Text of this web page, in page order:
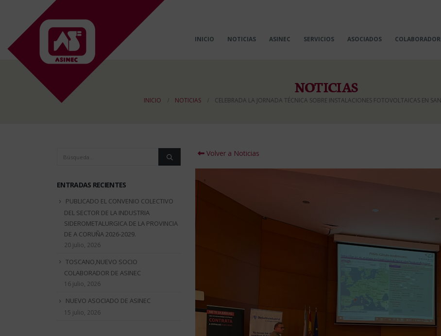
INICIO NOTICIAS ASINEC SERVICIOS ASOCIADOS
NOTICIAS
INICIO NOTICIAS CELEBRADA LA JORNADA TÉCNICA SOBRE INSTALACIONES FOTOVOLTAICAS EN
Volver a Noticias
ENTRADAS RECIENTES
PUBLICADO EL CONVENIO COLECTIVO
DEL SECTOR DE LA INDUSTRIA
SIDEROMETALURGICA DE LA PROVINCIA
DE A CORUÑA 2026-2029.
20 julio, 2026
TOSCANO,NUEVO SOCIO
COLABORADOR DE ASINEC
16 julio, 2026
NUEVO ASOCIADO DE ASINEC
15 julio, 2026